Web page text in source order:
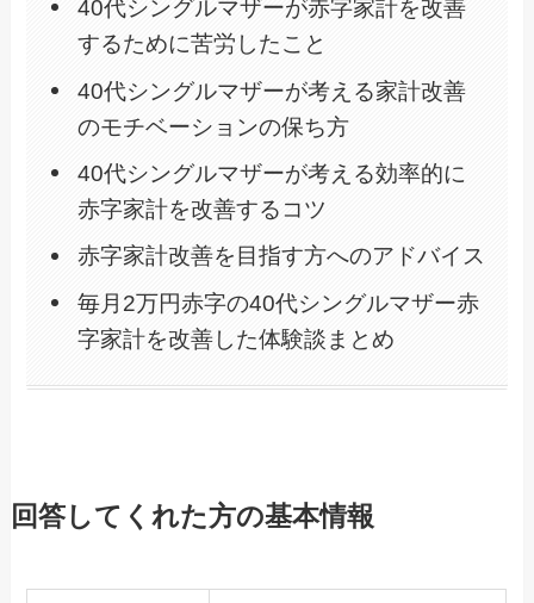
40代シングルマザーが赤字家計を改善
するために苦労したこと
40代シングルマザーが考える家計改善
のモチベーションの保ち方
40代シングルマザーが考える効率的に
赤字家計を改善するコツ
赤字家計改善を目指す方へのアドバイス
毎月2万円赤字の40代シングルマザー赤
字家計を改善した体験談まとめ
回答してくれた方の基本情報